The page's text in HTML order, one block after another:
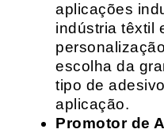
aplicações
indústria têxtil
escolha da
tipo de
aplicação.
Promotor de